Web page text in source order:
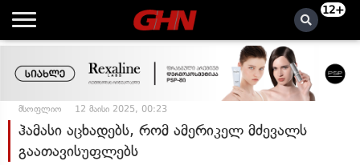
12+
მსოფლიო 12 მაისი 2025, 00:23
ჰამასი აცხადებს, რომ ამერიკელ მძევალს
გაათავისუფლებს